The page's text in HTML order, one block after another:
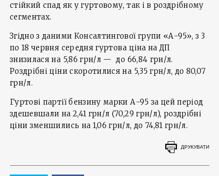
стійкий спад як у гуртовому, так і в роздрібному
сегментах.
Згідно з даними Консалтингової групи «А-95», з 3
по 18 червня середня гуртова ціна на ДП
знизилася на 5,86 грн/л — до 66,84 грн/л.
Роздрібні ціни скоротилися на 5,35 грн/л, до 80,07
грн/л.
Гуртові партії бензину марки А-95 за цей період
здешевшали на 2,41 грн/л (70,29 грн/л), роздрібні
ціни зменшились на 1,06 грн/л, до 74,81 грн/л.
ДРУКУВАТИ